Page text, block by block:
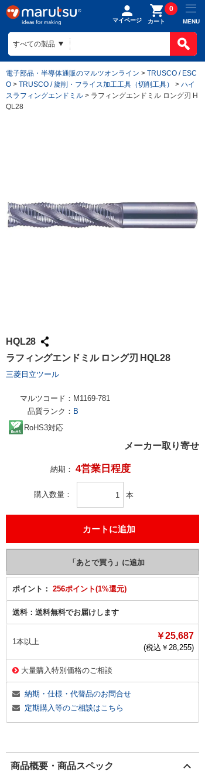
マイページ カート
0
MENU
電子部品・半導体通販のマルツオンライン > TRUSCO / ESC
O > TRUSCO / 旋削・フライス加工工具（切削工具） > ハイ
スラフィングエンドミル > ラフィングエンドミル ロング刃 H
QL28
HQL28
ラフィングエンドミル ロング刃 HQL28
三菱日立ツール
マルツコード： M1169-781
品質ランク： B
RoHS3対応
メーカー取り寄せ
納期： 4営業日程度
購入数量 本
ポイント： 256ポイント(1%還元)
送料： 送料無料でお届けします
1本以上
￥25,687
(税込￥ 28,255)
大量購入特別価格のご相談
納期・仕様・代替品のお問合せ
定期購入等のご相談はこちら
商品概要・商品スペック